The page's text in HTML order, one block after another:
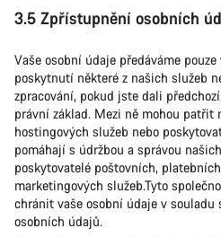
3.5 Zpřístupnění osobních
Vaše osobní údaje předáváme
poskytnutí některé z našich služeb
zpracování, pokud jste dali
právní základ. Mezi ně mohou patřit
hostingových služeb nebo
pomáhají s údržbou a správou
poskytovatelé poštovních,
marketingových služeb.Tyto
chránit vaše osobní údaje v souladu
osobních údajů.